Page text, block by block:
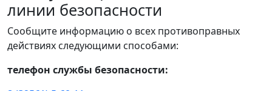
линии безопасности
Сообщите информацию о всех противоправных
действиях следующими способами:
телефон службы безопасности: